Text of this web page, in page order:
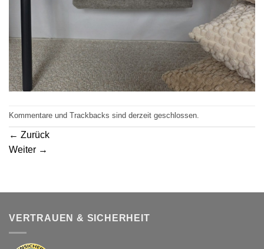
Kommentare und Trackbacks sind derzeit geschlossen.
← Zurück
Weiter →
VERTRAUEN & SICHERHEIT